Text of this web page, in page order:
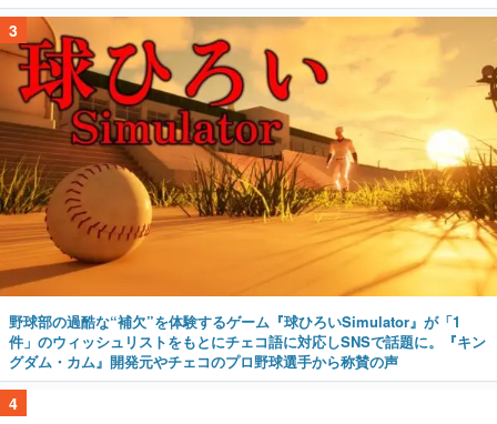
3
野球部の過酷な“補欠”を体験するゲーム『球ひろいSimulator』が「1
件」のウィッシュリストをもとにチェコ語に対応しSNSで話題に。『キン
グダム・カム』開発元やチェコのプロ野球選手から称賛の声
4